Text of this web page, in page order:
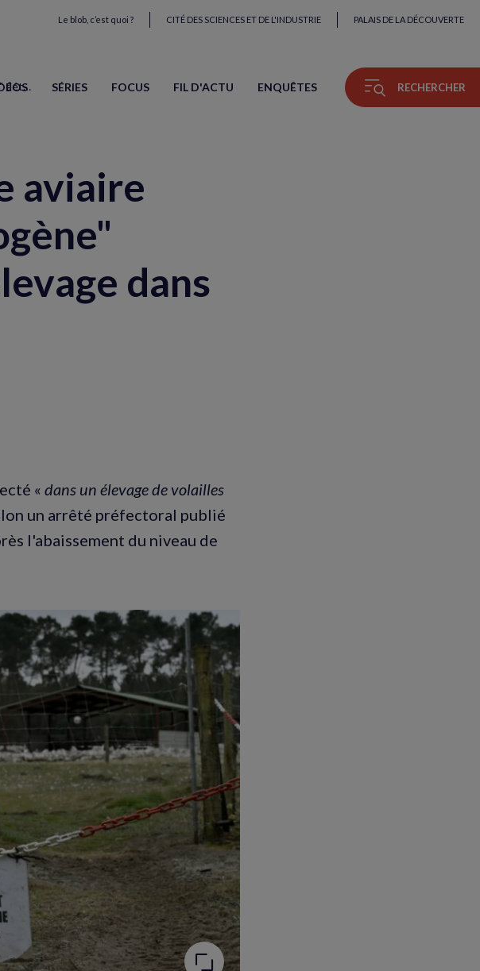
Le blob, c’est quoi ? CITÉ DES SCIENCES ET DE L'INDUSTRIE PALAIS DE LA DÉCOUVERTE
SÉRIES FOCUS FIL D'ACTU ENQUÊTES RECHERCHER
Un foyer de grippe aviaire "hautement pathogène" détecté dans un élevage dans l'Eure
aviaire
dans
« dans un élevage de volailles
un arrêté préfectoral publié
l'abaissement du niveau de